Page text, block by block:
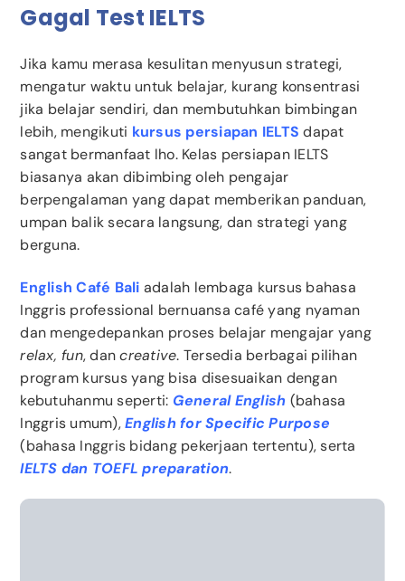
Gagal Test IELTS
Jika kamu merasa kesulitan menyusun strategi,
mengatur waktu untuk belajar, kurang konsentrasi
jika belajar sendiri, dan membutuhkan bimbingan
lebih, mengikuti kursus persiapan IELTS dapat
sangat bermanfaat lho. Kelas persiapan IELTS
biasanya akan dibimbing oleh pengajar
berpengalaman yang dapat memberikan panduan,
umpan balik secara langsung, dan strategi yang
berguna.
English Café Bali adalah lembaga kursus bahasa
Inggris professional bernuansa café yang nyaman
dan mengedepankan proses belajar mengajar yang
relax, fun, dancreative. Tersedia berbagai pilihan
program kursus yang bisa disesuaikan dengan
kebutuhanmu seperti: General English (bahasa
Inggris umum),English for Specific Purpose
(bahasa Inggris bidang pekerjaan tertentu), serta
IELTS dan TOEFL preparation.